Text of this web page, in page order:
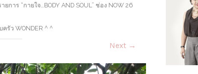
ายการ “กายใจ…BODY AND SOUL” ช่อง NOW 26
รัว WONDER ^ ^
Next →